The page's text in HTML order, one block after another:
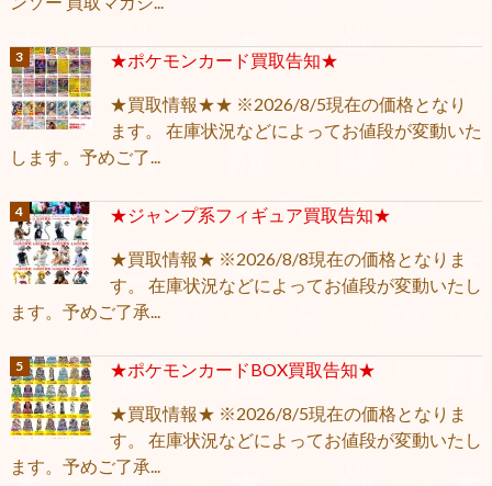
★ポケモンカード買取告知★
★買取情報★★ ※2026/8/5現在の価格となり
ます。 在庫状況などによってお値段が変動いた
します。予めご了...
★ジャンプ系フィギュア買取告知★
★買取情報★ ※2026/8/8現在の価格となりま
す。 在庫状況などによってお値段が変動いたし
ます。予めご了承...
★ポケモンカードBOX買取告知★
★買取情報★ ※2026/8/5現在の価格となりま
す。 在庫状況などによってお値段が変動いたし
ます。予めご了承...